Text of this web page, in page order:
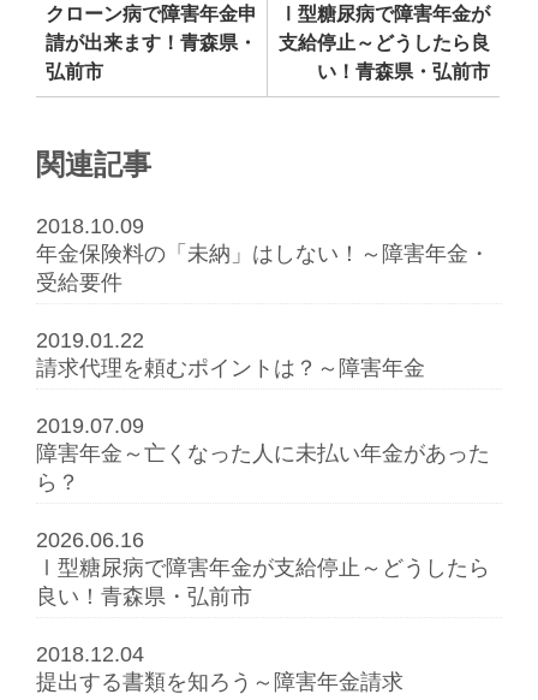
クローン病で障害年金申
請が出来ます！青森県・
弘前市
Ⅰ型糖尿病で障害年金が
支給停止～どうしたら良
い！青森県・弘前市
関連記事
2018.10.09
年金保険料の「未納」はしない！～障害年金・
受給要件
2019.01.22
請求代理を頼むポイントは？～障害年金
2019.07.09
障害年金～亡くなった人に未払い年金があった
ら？
2026.06.16
Ⅰ型糖尿病で障害年金が支給停止～どうしたら
良い！青森県・弘前市
2018.12.04
提出する書類を知ろう～障害年金請求